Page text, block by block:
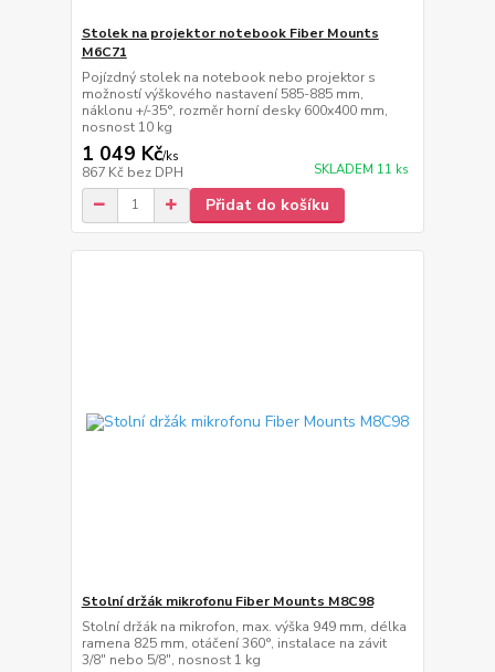
Stolek na projektor notebook Fiber Mounts
M6C71
Pojízdný stolek na notebook nebo projektor s
možností výškového nastavení 585-885 mm,
náklonu +/-35°, rozměr horní desky 600x400 mm,
nosnost 10 kg
1 049 Kč/ks
867 Kč bez DPH SKLADEM 11 ks
Přidat do košíku
Stolní držák mikrofonu Fiber Mounts M8C98
Stolní držák na mikrofon, max. výška 949 mm, délka
ramena 825 mm, otáčení 360°, instalace na závit
3/8" nebo 5/8", nosnost 1 kg